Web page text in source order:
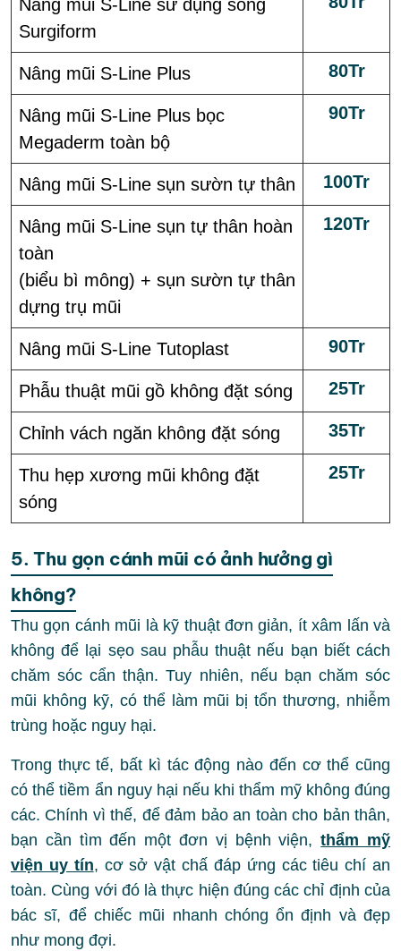
Nâng mũi S-Line sử dụng sóng
Surgiform
Nâng mũi S-Line Plus 80Tr
Nâng mũi S-Line Plus bọc
Megaderm toàn bộ
90Tr
Nâng mũi S-Line sụn sườn tự thân 100Tr
Nâng mũi S-Line sụn tự thân hoàn
toàn
(biểu bì mông) + sụn sườn tự thân
dựng trụ mũi
120Tr
Nâng mũi S-Line Tutoplast 90Tr
Phẫu thuật mũi gồ không đặt sóng 25Tr
Chỉnh vách ngăn không đặt sóng 35Tr
Thu hẹp xương mũi không đặt
sóng
25Tr
5. Thu gọn cánh mũi có ảnh hưởng gì
không?
Thu gọn cánh mũi là kỹ thuật đơn giản, ít xâm lấn và
không để lại sẹo sau phẫu thuật nếu bạn biết cách
chăm sóc cẩn thận. Tuy nhiên, nếu bạn chăm sóc
mũi không kỹ, có thể làm mũi bị tổn thương, nhiễm
trùng hoặc nguy hại.
Trong thực tế, bất kì tác động nào đến cơ thể cũng
có thể tiềm ẩn nguy hại nếu khi thẩm mỹ không đúng
các. Chính vì thế, để đảm bảo an toàn cho bản thân,
bạn cần tìm đến một đơn vị bệnh viện,thẩm mỹ
viện uy tín, cơ sở vật chấ đáp ứng các tiêu chí an
toàn. Cùng với đó là thực hiện đúng các chỉ định của
bác sĩ, để chiếc mũi nhanh chóng ổn định và đẹp
như mong đợi.